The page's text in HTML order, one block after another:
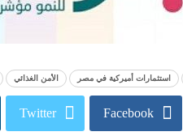
استثمارات أميركية في مصر الأمن الغذائي
Facebook
Twitter